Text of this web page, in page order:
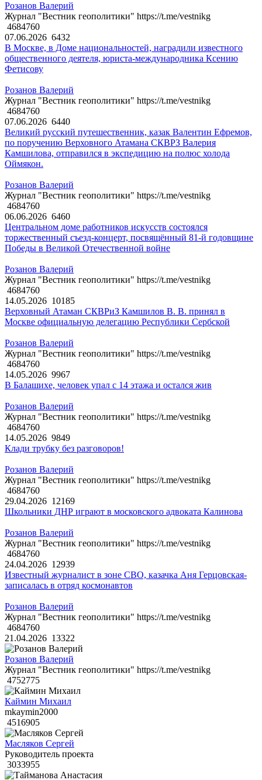
Розанов Валерий
Журнал "Вестник геополитики" https://t.me/vestnikg
4684760
07.06.2026 6432
В Москве, в Доме национальностей, наградили известного
общественного деятеля, юриста-международника Ксению
Фетисову
Розанов Валерий
Журнал "Вестник геополитики" https://t.me/vestnikg
4684760
07.06.2026 6440
Великий русский путешественник, казак Валентин Ефремов,
по поручению Верховного Атамана СКВРЗ Валерия
Камшилова, отправился в экспедицию на полюс холода
Оймякон.
Розанов Валерий
Журнал "Вестник геополитики" https://t.me/vestnikg
4684760
06.06.2026 6460
Центральном доме работников искусств состоялся
торжественный съезд-концерт, посвящённый 81-й годовщине
Победы в Великой Отечественной войне
Розанов Валерий
Журнал "Вестник геополитики" https://t.me/vestnikg
4684760
14.05.2026 10185
Верховный Атаман СКВРиЗ Камшилов В. В. принял в
Москве официальную делегацию Республики Сербской
Розанов Валерий
Журнал "Вестник геополитики" https://t.me/vestnikg
4684760
14.05.2026 9967
В Балашихе, человек упал с 14 этажа и остался жив
Розанов Валерий
Журнал "Вестник геополитики" https://t.me/vestnikg
4684760
14.05.2026 9849
Клади трубку без разговоров!
Розанов Валерий
Журнал "Вестник геополитики" https://t.me/vestnikg
4684760
29.04.2026 12169
Школьники ДНР играют в московского адвоката Калинова
Розанов Валерий
Журнал "Вестник геополитики" https://t.me/vestnikg
4684760
24.04.2026 12939
Известный журналист в зоне СВО, казачка Аня Герцовская-
записалась в отряд космонавтов
Розанов Валерий
Журнал "Вестник геополитики" https://t.me/vestnikg
4684760
21.04.2026 13322
Розанов Валерий
Журнал "Вестник геополитики" https://t.me/vestnikg
4752775
Каймин Михаил
mkaymin2000
4516905
Масляков Сергей
Руководитель проекта
3033955